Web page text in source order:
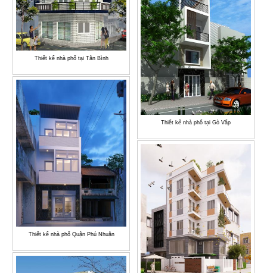
Thiết kế nhà phố tại Tân Bình
Thiết kế nhà phố Quận Phú Nhuận
Thiết kế nhà phố tại Gò Vấp